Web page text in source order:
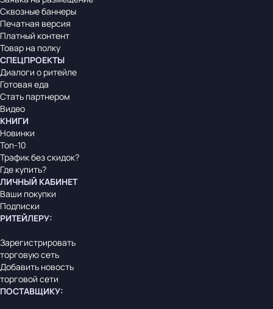
Сквозные баннеры
Печатная версия
Платный контент
Товар на полку
СПЕЦПРОЕКТЫ
Диалоги о ритейле
Готовая еда
Стать партнером
Видео
КНИГИ
Новинки
Топ-10
Трафик без скидок?
Где купить?
ЛИЧНЫЙ КАБИНЕТ
Ваши покупки
Подписки
РИТЕЙЛЕРУ:
Зарегистрировать
торговую сеть
Добавить новость
торговой сети
ПОСТАВЩИКУ: